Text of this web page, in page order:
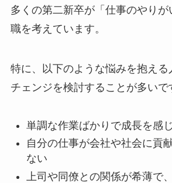
多くの第二新卒が「仕事のやり
職を考えています。
特に、以下のような悩みを抱える
チェンジを検討することが多いで
単調な作業ばかりで成長を感
自分の仕事が会社や社会に貢
ない
上司や同僚との関係が希薄で